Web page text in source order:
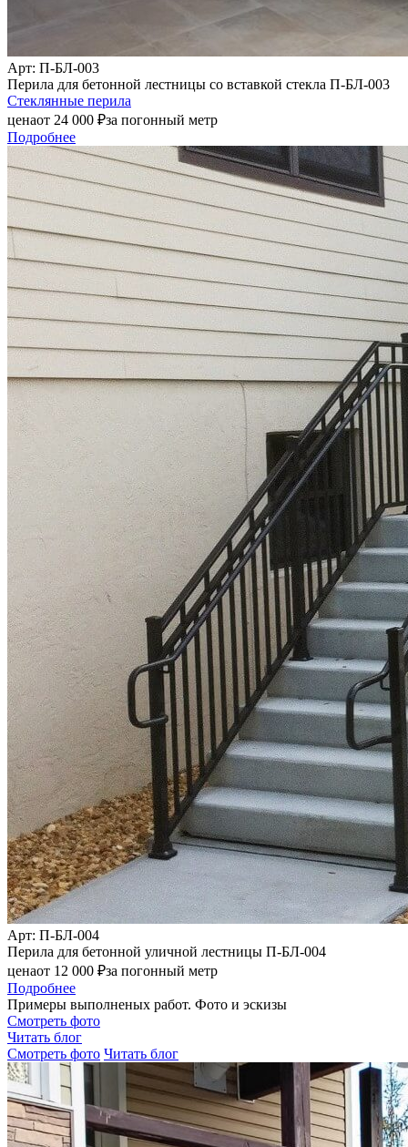
Арт: П-БЛ-003
Перила для бетонной лестницы со вставкой стекла П-БЛ-003
Стеклянные перила
ценаот 24 000 ₽за погонный метр
Подробнее
Арт: П-БЛ-004
Перила для бетонной уличной лестницы П-БЛ-004
ценаот 12 000 ₽за погонный метр
Подробнее
Примеры выполненых работ. Фото и эскизы
Смотреть фото
Читать блог
Смотреть фото Читать блог